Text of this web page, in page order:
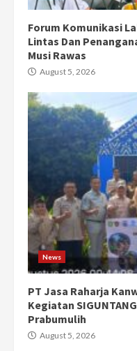
Forum Komunikasi
Lintas Dan
Musi Rawas
August 5, 2026
News
PT Jasa Raharja
Kegiatan
Prabumulih
August 5, 2026